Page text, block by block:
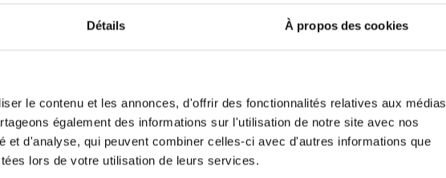
Détails À propos des cookies
le contenu et les annonces, d'offrir des fonctionnalités relatives aux médias
également des informations sur l'utilisation de notre site avec nos
et d'analyse, qui peuvent combiner celles-ci avec d'autres informations que
lors de votre utilisation de leurs services.
unique n’est donc pas de nature à
d’impôt sur le revenu aux Etats-
provenant
? Comment